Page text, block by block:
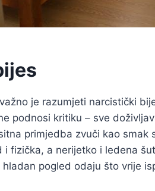
je razumjeti narcistički
podnosi kritiku – sve
primjedba zvuči kao smak
i fizička, a nerijetko i ledena
pogled odaju što vrije